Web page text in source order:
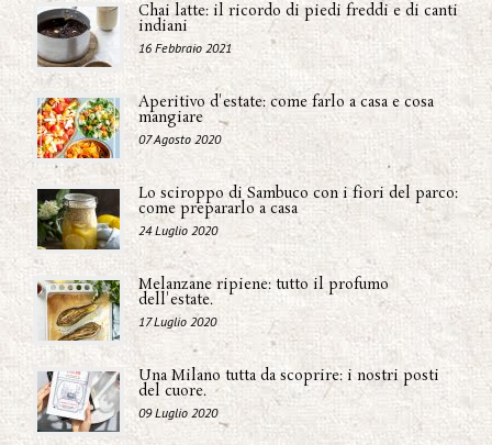
Chai latte: il ricordo di piedi freddi e di canti
indiani
16 Febbraio 2021
Aperitivo d'estate: come farlo a casa e cosa
mangiare
07 Agosto 2020
Lo sciroppo di Sambuco con i fiori del parco:
come prepararlo a casa
24 Luglio 2020
Melanzane ripiene: tutto il profumo
dell'estate.
17 Luglio 2020
Una Milano tutta da scoprire: i nostri posti
del cuore.
09 Luglio 2020